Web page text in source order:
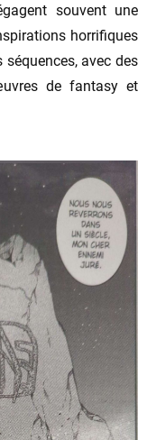
souvent une
horrifiques
avec des
de fantasy et